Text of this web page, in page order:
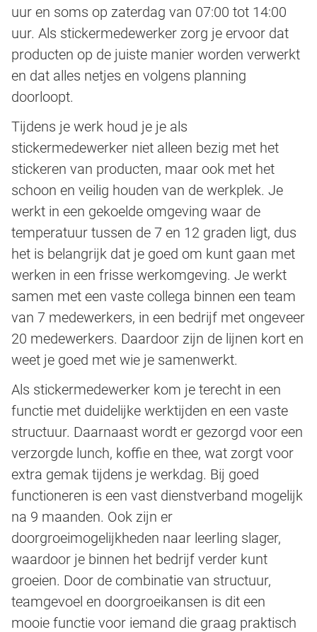
uur en soms op zaterdag van 07:00 tot 14:00
uur. Als stickermedewerker zorg je ervoor dat
producten op de juiste manier worden verwerkt
en dat alles netjes en volgens planning
doorloopt.
Tijdens je werk houd je je als
stickermedewerker niet alleen bezig met het
stickeren van producten, maar ook met het
schoon en veilig houden van de werkplek. Je
werkt in een gekoelde omgeving waar de
temperatuur tussen de 7 en 12 graden ligt, dus
het is belangrijk dat je goed om kunt gaan met
werken in een frisse werkomgeving. Je werkt
samen met een vaste collega binnen een team
van 7 medewerkers, in een bedrijf met ongeveer
20 medewerkers. Daardoor zijn de lijnen kort en
weet je goed met wie je samenwerkt.
Als stickermedewerker kom je terecht in een
functie met duidelijke werktijden en een vaste
structuur. Daarnaast wordt er gezorgd voor een
verzorgde lunch, koffie en thee, wat zorgt voor
extra gemak tijdens je werkdag. Bij goed
functioneren is een vast dienstverband mogelijk
na 9 maanden. Ook zijn er
doorgroeimogelijkheden naar leerling slager,
waardoor je binnen het bedrijf verder kunt
groeien. Door de combinatie van structuur,
teamgevoel en doorgroeikansen is dit een
mooie functie voor iemand die graag praktisch